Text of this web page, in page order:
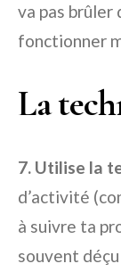
va pas brûler
fonctionner
La
7. Utilise la
d’activité
à suivre ta
souvent